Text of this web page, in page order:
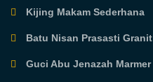
Kijing Makam Sederhana
Batu Nisan Prasasti Granit
Guci Abu Jenazah Marmer